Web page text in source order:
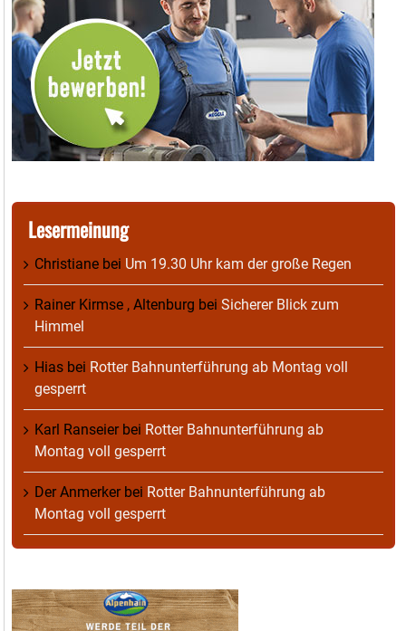
Lesermeinung
Christiane bei Um 19.30 Uhr kam der große Regen
Rainer Kirmse , Altenburg bei Sicherer Blick zum
Himmel
Hias bei Rotter Bahnunterführung ab Montag voll
gesperrt
Karl Ranseierbei Rotter Bahnunterführung ab
Montag voll gesperrt
Der Anmerkerbei Rotter Bahnunterführung ab
Montag voll gesperrt